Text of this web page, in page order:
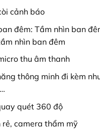
cảnh báo
đêm: Tầm nhìn ban
nhìn ban đêm
thu âm thanh
thông minh đi kèm
quét 360 độ
rẻ, camera thẩm mỹ